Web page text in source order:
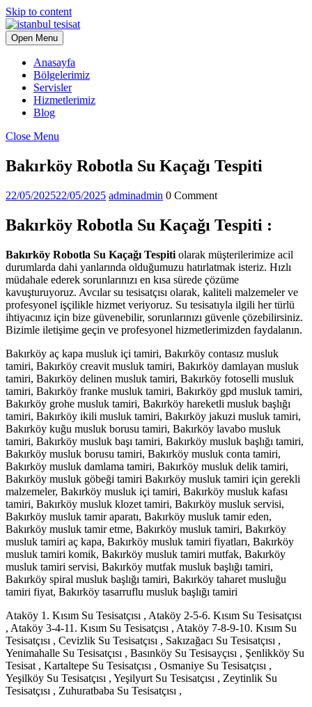
Skip to content
Open Menu
Anasayfa
Bölgelerimiz
Servisler
Hizmetlerimiz
Blog
Close Menu
Bakırköy Robotla Su Kaçağı Tespiti
22/05/202522/05/2025 adminadmin 0 Comment
Bakırköy Robotla Su Kaçağı Tespiti :
Bakırköy Robotla Su Kaçağı Tespiti olarak müşterilerimize acil
durumlarda dahi yanlarında olduğumuzu hatırlatmak isteriz. Hızlı
müdahale ederek sorunlarınızı en kısa sürede çözüme
kavuşturuyoruz. Avcılar su tesisatçısı olarak, kaliteli malzemeler ve
profesyonel işçilikle hizmet veriyoruz. Su tesisatıyla ilgili her türlü
ihtiyacınız için bize güvenebilir, sorunlarınızı güvenle çözebilirsiniz.
Bizimle iletişime geçin ve profesyonel hizmetlerimizden faydalanın.
Bakırköy aç kapa musluk içi tamiri, Bakırköy contasız musluk
tamiri, Bakırköy creavit musluk tamiri, Bakırköy damlayan musluk
tamiri, Bakırköy delinen musluk tamiri, Bakırköy fotoselli musluk
tamiri, Bakırköy franke musluk tamiri, Bakırköy gpd musluk tamiri,
Bakırköy grohe musluk tamiri, Bakırköy hareketli musluk başlığı
tamiri, Bakırköy ikili musluk tamiri, Bakırköy jakuzi musluk tamiri,
Bakırköy kuğu musluk borusu tamiri, Bakırköy lavabo musluk
tamiri, Bakırköy musluk başı tamiri, Bakırköy musluk başlığı tamiri,
Bakırköy musluk borusu tamiri, Bakırköy musluk conta tamiri,
Bakırköy musluk damlama tamiri, Bakırköy musluk delik tamiri,
Bakırköy musluk göbeği tamiri Bakırköy musluk tamiri için gerekli
malzemeler, Bakırköy musluk içi tamiri, Bakırköy musluk kafası
tamiri, Bakırköy musluk klozet tamiri, Bakırköy musluk servisi,
Bakırköy musluk tamir aparatı, Bakırköy musluk tamir eden,
Bakırköy musluk tamir etme, Bakırköy musluk tamiri, Bakırköy
musluk tamiri aç kapa, Bakırköy musluk tamiri fiyatları, Bakırköy
musluk tamiri komik, Bakırköy musluk tamiri mutfak, Bakırköy
musluk tamiri servisi, Bakırköy mutfak musluk başlığı tamiri,
Bakırköy spiral musluk başlığı tamiri, Bakırköy taharet musluğu
tamiri fiyat, Bakırköy tasarruflu musluk başlığı tamiri
Ataköy 1. Kısım Su Tesisatçısı , Ataköy 2-5-6. Kısım Su Tesisatçısı
, Ataköy 3-4-11. Kısım Su Tesisatçısı , Ataköy 7-8-9-10. Kısım Su
Tesisatçısı , Cevizlik Su Tesisatçısı , Sakızağacı Su Tesisatçısı ,
Yenimahalle Su Tesisatçısı , Basınköy Su Tesisayçısı , Şenlikköy Su
Tesisat , Kartaltepe Su Tesisatçısı , Osmaniye Su Tesisatçısı ,
Yeşilköy Su Tesisatçısı , Yeşilyurt Su Tesisatçısı , Zeytinlik Su
Tesisatçısı , Zuhuratbaba Su Tesisatçısı ,